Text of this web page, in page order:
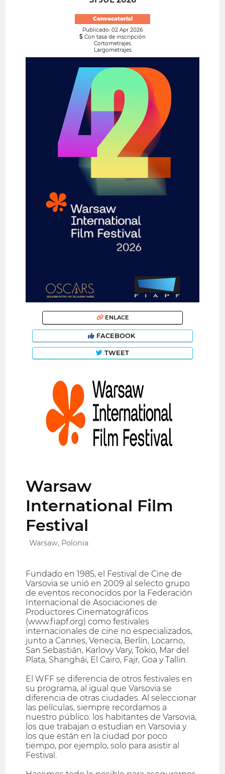
Convocatoria!
Publicado: 02 Apr 2026
Con tasa de inscripción
Cortometrajes
Largometrajes
ENLACE
FACEBOOK
TWEET
Warsaw
International Film
Festival
Warsaw, Polonia
Fundado en 1985, el Festival de Cine de
Varsovia se unió en 2009 al selecto grupo
de eventos reconocidos por la Federación
Internacional de Asociaciones de
Productores Cinematográficos
(www.fiapf.org) como festivales
internacionales de cine no especializados,
junto a Cannes, Venecia, Berlín, Locarno,
San Sebastián, Karlovy Vary, Tokio, Mar del
Plata, Shanghái, El Cairo, Fajr, Goa y Tallin.
El WFF se diferencia de otros festivales en
su programa, al igual que Varsovia se
diferencia de otras ciudades. Al seleccionar
las películas, siempre recordamos a
nuestro público: los habitantes de Varsovia,
los que trabajan o estudian en Varsovia y
los que están en la ciudad por poco
tiempo, por ejemplo, solo para asistir al
Festival.